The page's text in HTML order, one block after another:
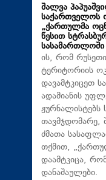
შალვა
საქართველოს
„ქართულმა
წესით
სასამართლოში
ის, რომ
ტერიტორიის
დავამტკიცეთ
ადამიანის
თავმჯდომარე,
ძმათა
თქმით,
დაამტკიცა,
დანაშაულები.